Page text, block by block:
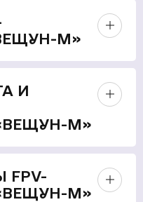
М»
И
М»
М»